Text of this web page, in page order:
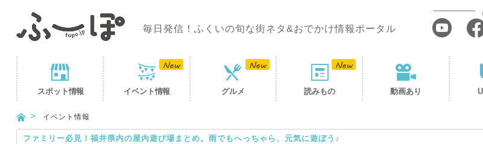
毎日発信！ふくいの旬な街ネタ&おでかけ情報ポータル
スポット情報 イベント情報 グルメ 読みもの 動画あり
イベント情報
ファミリー必見！福井県内の屋内遊び場まとめ。雨でもへっちゃら、元気に遊ぼう♪